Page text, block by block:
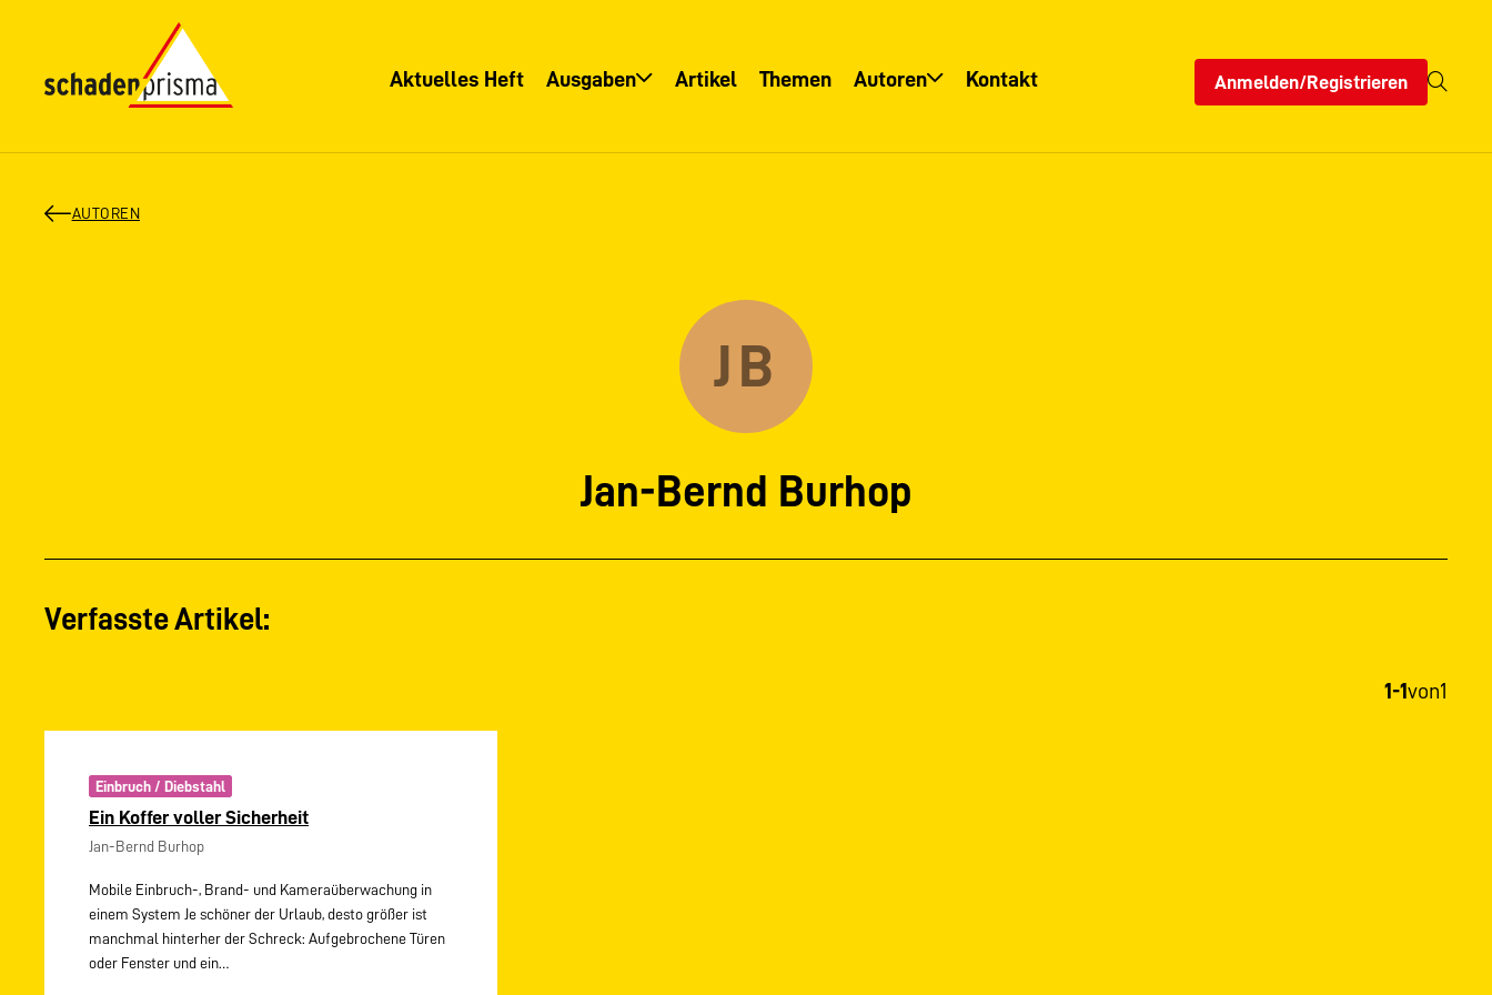
Aktuelles Heft Ausgaben Artikel Themen Autoren Kontakt Anmelden/Registrieren
AUTOREN
JB
Jan-Bernd Burhop
Verfasste Artikel:
1-1 von1
Einbruch / Diebstahl
Ein Koffer voller Sicherheit
Jan-Bernd Burhop
Mobile Einbruch-, Brand- und Kameraüberwachung in
einem System Je schöner der Urlaub, desto größer ist
manchmal hinterher der Schreck: Aufgebrochene Türen
oder Fenster und ein…